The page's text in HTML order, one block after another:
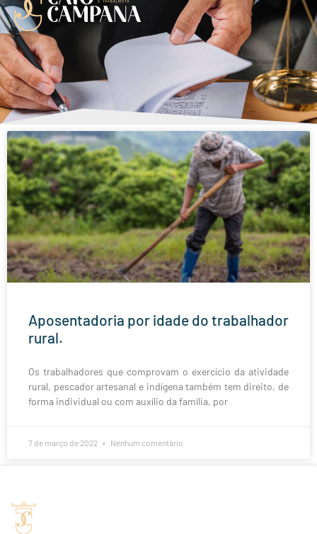
Aposentadoria por idade do trabalhador
rural.
Os trabalhadores que comprovam o exercício da atividade
rural, pescador artesanal e indígena também tem direito, de
forma individual ou com auxílio da família, por
7 de março de 2022 Nenhum comentário